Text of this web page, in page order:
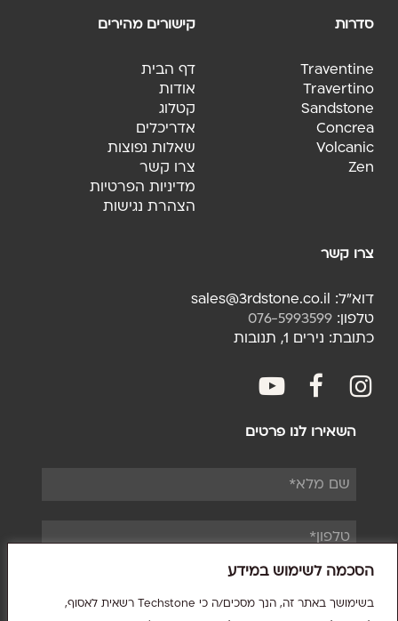
הסכמה לשימוש במידע
בשימושך באתר זה, הנך מסכים/ה כי Techstone רשאית לאסוף,
אין מוצרים בסל הקניות.
Go To Shop
קישורים מהירים
דף הבית
אודות
קטלוג
אדריכלים
שאלות נפוצות
צרו קשר
מדיניות הפרטיות
הצהרת נגישות
סדרות
Traventine
Travertino
Sandstone
Concrea
Volcanic
Zen
צרו קשר
דוא"ל: sales@3rdstone.co.il
טלפון: 076-5993599
כתובת: נירים 1, תנובות
youtubefacebook
השאירו לנו פרטים